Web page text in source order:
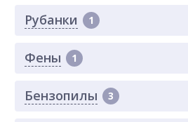
Рубанки 1
Фены 1
Бензопилы 3